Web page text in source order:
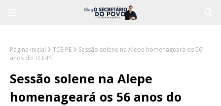
Página inicial TCE-PE
Sessão solene na Alepe homenageará os 56
anos do TCE-PE
Sessão solene na Alepe
homenageará os 56 anos do